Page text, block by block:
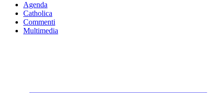
Agenda
Catholica
Commenti
Multimedia